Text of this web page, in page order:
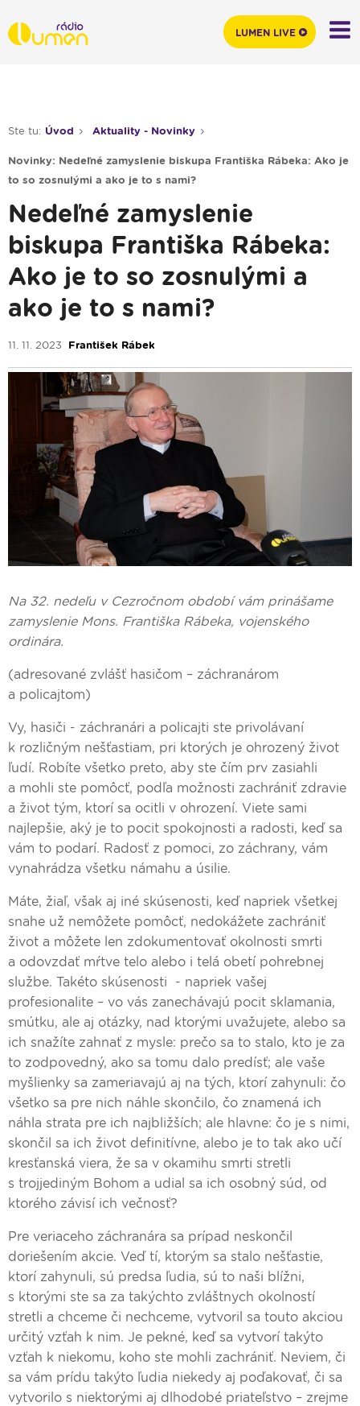
Ste tu: Úvod Aktuality - Novinky
Novinky: Nedeľné zamyslenie biskupa Františka Rábeka: Ako je
to so zosnulými a ako je to s nami?
Nedeľné zamyslenie
biskupa Františka Rábeka:
Ako je to so zosnulými a
ako je to s nami?
11. 11. 2023 František Rábek
Na 32. nedeľu v Cezročnom období vám prinášame
zamyslenie Mons. Františka Rábeka, vojenského
ordinára.
(adresované zvlášť hasičom – záchranárom
a policajtom)
Vy, hasiči - záchranári a policajti ste privolávaní
k rozličným nešťastiam, pri ktorých je ohrozený život
ľudí. Robíte všetko preto, aby ste čím prv zasiahli
a mohli ste pomôcť, podľa možnosti zachrániť zdravie
a život tým, ktorí sa ocitli v ohrození. Viete sami
najlepšie, aký je to pocit spokojnosti a radosti, keď sa
vám to podarí. Radosť z pomoci, zo záchrany, vám
vynahrádza všetku námahu a úsilie.
Máte, žiaľ, však aj iné skúsenosti, keď napriek všetkej
snahe už nemôžete pomôcť, nedokážete zachrániť
život a môžete len zdokumentovať okolnosti smrti
a odovzdať mŕtve telo alebo i telá obetí pohrebnej
službe. Takéto skúsenosti - napriek vašej
profesionalite – vo vás zanechávajú pocit sklamania,
smútku, ale aj otázky, nad ktorými uvažujete, alebo sa
ich snažíte zahnať z mysle: prečo sa to stalo, kto je za
to zodpovedný, ako sa tomu dalo predísť; ale vaše
myšlienky sa zameriavajú aj na tých, ktorí zahynuli: čo
všetko sa pre nich náhle skončilo, čo znamená ich
náhla strata pre ich najbližších; ale hlavne: čo je s nimi,
skončil sa ich život definitívne, alebo je to tak ako učí
kresťanská viera, že sa v okamihu smrti stretli
s trojjediným Bohom a udial sa ich osobný súd, od
ktorého závisí ich večnosť?
Pre veriaceho záchranára sa prípad neskončil
doriešením akcie. Veď tí, ktorým sa stalo nešťastie,
ktorí zahynuli, sú predsa ľudia, sú to naši blížni,
s ktorými ste sa za takýchto zvláštnych okolností
stretli a chceme či nechceme, vytvoril sa touto akciou
určitý vzťah k nim. Je pekné, keď sa vytvorí takýto
vzťah k niekomu, koho ste mohli zachrániť. Neviem, či
sa vám prídu takýto ľudia niekedy aj poďakovať, či sa
vytvorilo s niektorými aj dlhodobé priateľstvo – zrejme
LUMEN LIVE